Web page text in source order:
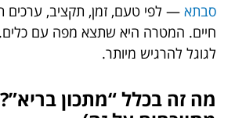
סבתא — לפי טעם, זמן, תקציב, ערכים
חיים. המטרה היא שתצא מפה עם
לגוגל להרגיש מיותר.
מה זה בכלל “מתכון